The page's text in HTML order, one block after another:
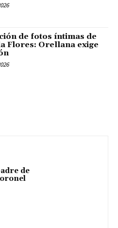
de fotos íntimas de
Flores: Orellana exige
de